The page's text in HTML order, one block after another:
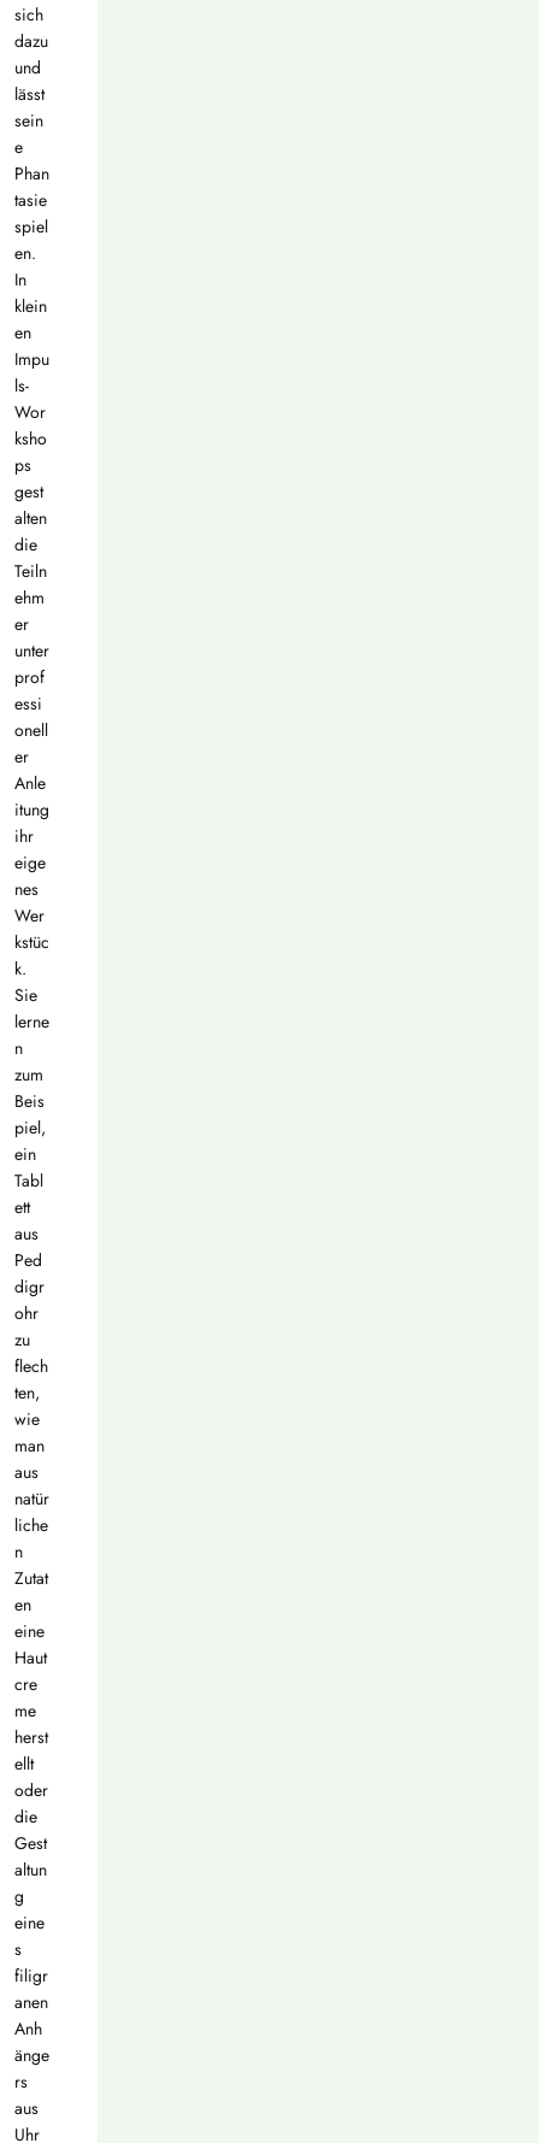
sich
dazu
und
lässt
sein
e
Phan
tasie
spiel
en.
In
klein
en
Impu
ls-
Wor
ksho
ps
gest
alten
die
Teiln
ehm
er
unter
prof
essi
onell
er
Anle
itung
ihr
eige
nes
Wer
kstüc
k.
Sie
lerne
n
zum
Beis
piel,
ein
Tabl
ett
aus
Ped
digr
ohr
zu
flech
ten,
wie
man
aus
natür
liche
n
Zutat
en
eine
Haut
cre
me
herst
ellt
oder
die
Gest
altun
g
eine
s
filigr
anen
Anh
änge
rs
aus
Uhr